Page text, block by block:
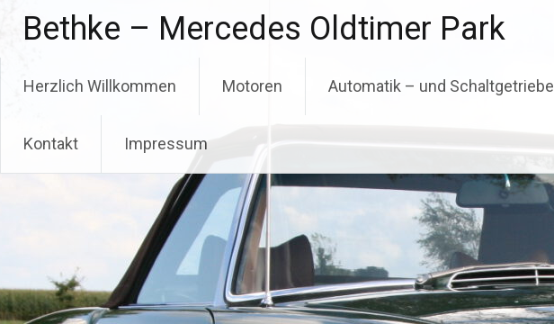
Inhalt
springen
Bethke – Mercedes Oldtimer Park
Herzlich Willkommen Motoren Automatik – und Schaltgetriebe
Kontakt Impressum